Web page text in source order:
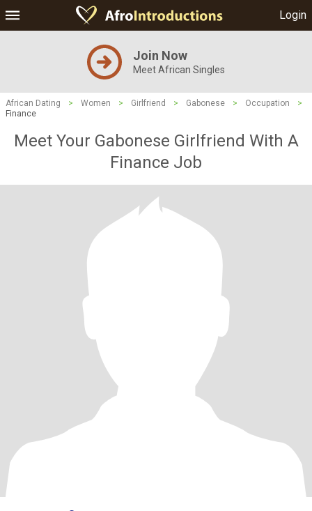
Login
Join Now
Meet African Singles
African Dating > Women > Girlfriend > Gabonese > Occupation
>
Finance
Meet Your Gabonese Girlfriend With A
Finance Job